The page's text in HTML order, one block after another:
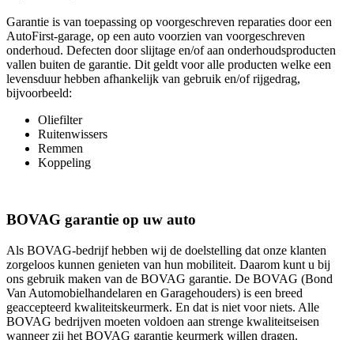
Garantie is van toepassing op voorgeschreven reparaties door een
AutoFirst-garage, op een auto voorzien van voorgeschreven
onderhoud. Defecten door slijtage en/of aan onderhoudsproducten
vallen buiten de garantie. Dit geldt voor alle producten welke een
levensduur hebben afhankelijk van gebruik en/of rijgedrag,
bijvoorbeeld:
Oliefilter
Ruitenwissers
Remmen
Koppeling
BOVAG garantie op uw auto
Als BOVAG-bedrijf hebben wij de doelstelling dat onze klanten
zorgeloos kunnen genieten van hun mobiliteit. Daarom kunt u bij
ons gebruik maken van de BOVAG garantie. De BOVAG (Bond
Van Automobielhandelaren en Garagehouders) is een breed
geaccepteerd kwaliteitskeurmerk. En dat is niet voor niets. Alle
BOVAG bedrijven moeten voldoen aan strenge kwaliteitseisen
wanneer zij het BOVAG garantie keurmerk willen dragen.